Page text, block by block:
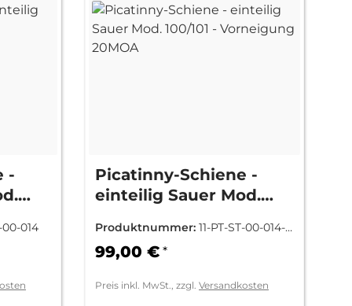
-
00-014
Picatinny-Schiene -
einteilig Sauer Mod.
20MOA
Produktnummer: 11-PT-ST-00-014-2
0MOA
99,00 €*
Preis inkl. MwSt., zzgl. Versandkosten